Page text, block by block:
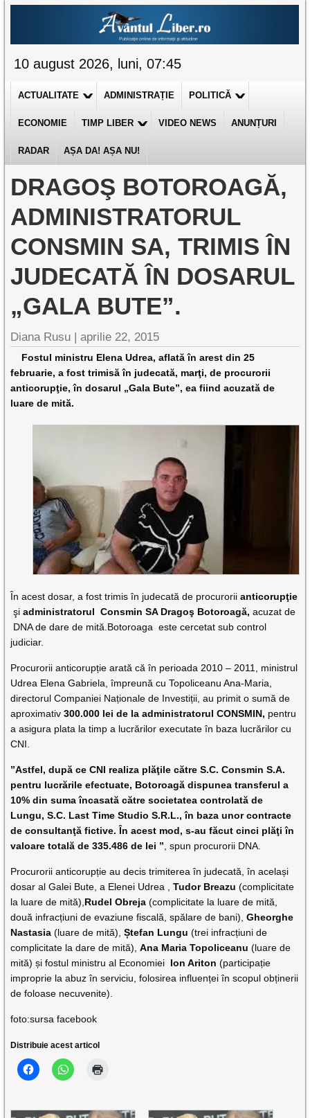
10 august 2026, luni, 07:45
ACTUALITATE ADMINISTRAȚIE POLITICĂ
ECONOMIE TIMP LIBER VIDEO NEWS ANUNȚURI
RADAR AȘA DA! AȘA NU!
DRAGOŞ BOTOROAGĂ,
ADMINISTRATORUL
CONSMIN SA, TRIMIS ÎN
JUDECATĂ ÎN DOSARUL
„GALA BUTE”.
Diana Rusu |aprilie 22, 2015
Fostul ministru Elena Udrea, aflată în arest din 25
februarie, a fost trimisă în judecată, marţi, de procurorii
anticorupţie, în dosarul „Gala Bute”, ea fiind acuzată de
luare de mită.
În acest dosar, a fost trimis în judecată de procuroriianticorupţie
şiadministratorul Consmin SA Dragoş Botoroagă, acuzat de
DNA de dare de mită.Botoroaga este cercetat sub control
judiciar.
Procurorii anticorupție arată că în perioada 2010 – 2011, ministrul
Udrea Elena Gabriela, împreună cu Topoliceanu Ana-Maria,
directorul Companiei Naționale de Investiții, au primit o sumă de
aproximativ300.000 lei de la administratorul CONSMIN, pentru
a asigura plata la timp a lucrărilor executate în baza lucrărilor cu
CNI.
”Astfel, după ce CNI realiza plăţile către S.C. Consmin S.A.
pentru lucrările efectuate, Botoroagă dispunea transferul a
10% din suma încasată către societatea controlată de
Lungu, S.C. Last Time Studio S.R.L., în baza unor contracte
de consultanţă fictive. În acest mod, s-au făcut cinci plăţi în
valoare totală de 335.486 de lei ” , spun procurorii DNA.
Procurorii anticorupție au decis trimiterea în judecată, în același
dosar al Galei Bute, a Elenei Udrea ,Tudor Breazu (complicitate
la luare de mită), Rudel Obreja (complicitate la luare de mită,
două infracțiuni de evaziune fiscală, spălare de bani),Gheorghe
Nastasia (luare de mită),Ștefan Lungu (trei infracțiuni de
complicitate la dare de mită),Ana Maria Topoliceanu (luare de
mită) și fostul ministru al Economiei Ion Ariton (participație
improprie la abuz în serviciu, folosirea influenței în scopul obținerii
de foloase necuvenite).
foto:sursa facebook
Distribuie acest articol